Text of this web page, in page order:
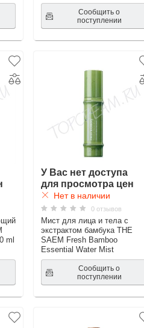
Сообщить о
поступлении
ml
У Вас нет доступа
для просмотра цен
Нет в наличии
0 отзывов
Мист для лица и тела с
экстрактом бамбука THE
SAEM Fresh Bamboo
Essential Water Mist
Сообщить о
поступлении